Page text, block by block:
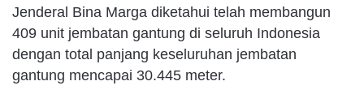
Jenderal Bina Marga diketahui telah membangun
409 unit jembatan gantung di seluruh Indonesia
dengan total panjang keseluruhan jembatan
gantung mencapai 30.445 meter.